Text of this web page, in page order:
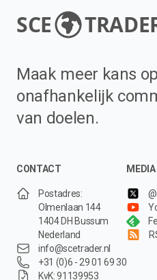
SCE
Maak meer kans
onafhankelijk
van doelen.
CONTACT
Postadres:
Olmenlaan 144
1404 DH Bussum
Nederland
info@scetrader.nl
+31 (0)6 - 29 01 69 30
KvK: 91139953
MEDIA